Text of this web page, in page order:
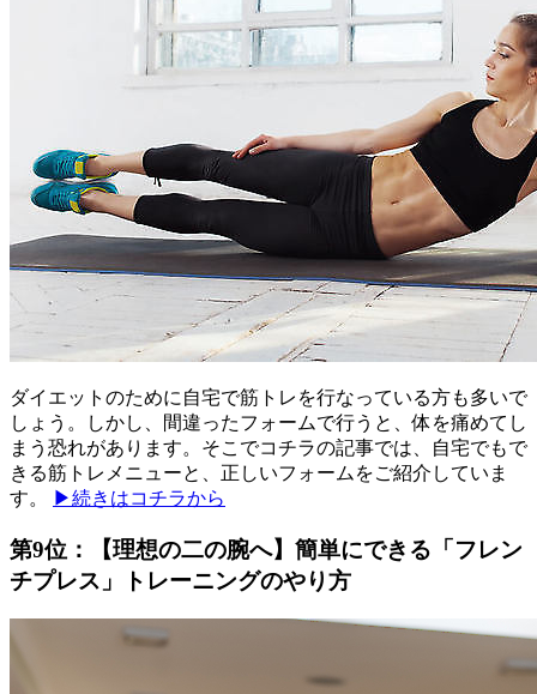
ダイエットのために自宅で筋トレを行なっている方も多いで
しょう。しかし、間違ったフォームで行うと、体を痛めてし
まう恐れがあります。そこでコチラの記事では、自宅でもで
きる筋トレメニューと、正しいフォームをご紹介していま
す。
▶続きはコチラから
第9位：【理想の二の腕へ】簡単にできる「フレン
チプレス」トレーニングのやり方